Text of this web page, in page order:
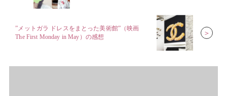
”メットガラ ドレスをまとった美術館”（映画
The First Monday in May）の感想
＞